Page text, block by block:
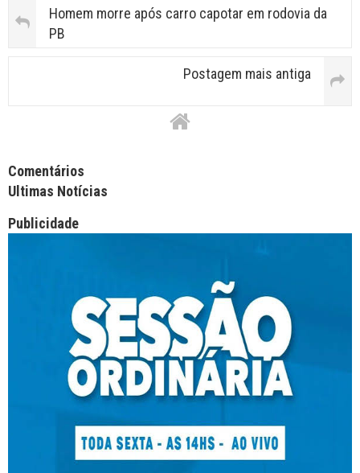
Homem morre após carro capotar em rodovia da
PB
Postagem mais antiga
Facebook Comments APPID
Comentários
Ultimas Notícias
Publicidade